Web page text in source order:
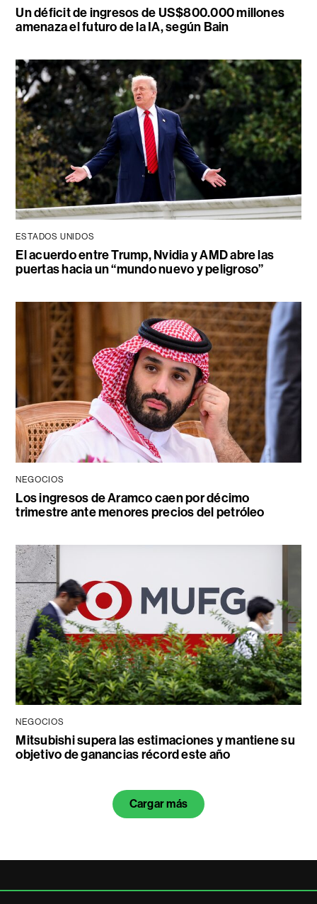
Un déficit de ingresos de US$800.000 millones
amenaza el futuro de la IA, según Bain
ESTADOS UNIDOS
El acuerdo entre Trump, Nvidia y AMD abre las
puertas hacia un “mundo nuevo y peligroso”
NEGOCIOS
Los ingresos de Aramco caen por décimo
trimestre ante menores precios del petróleo
NEGOCIOS
Mitsubishi supera las estimaciones y mantiene su
objetivo de ganancias récord este año
Cargar más